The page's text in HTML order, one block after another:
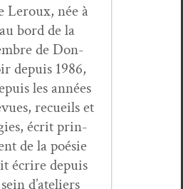
Ler­oux, née à
bord de la
de Don­
depuis 1986,
les années
recueils et
écrit prin­
de la poésie
écrire depuis
d’ateliers